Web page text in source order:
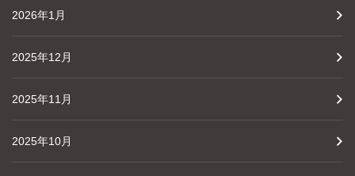
2026年1月
2025年12月
2025年11月
2025年10月